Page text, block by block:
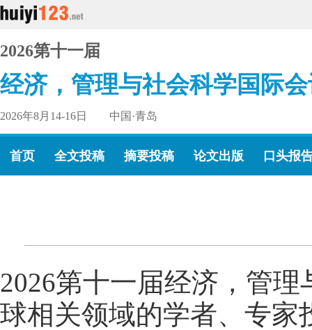
2026第十一届
经济，管理与社会科学国际
2026年8月14-16日 中国·青岛
首页 全文投稿 摘要投稿 论文出版 口头报
2026第十一届经济，管
球相关领域的学者、专家